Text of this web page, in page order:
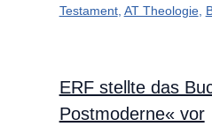
Testament, AT Theologie,
ERF stellte das
Postmoderne« vor